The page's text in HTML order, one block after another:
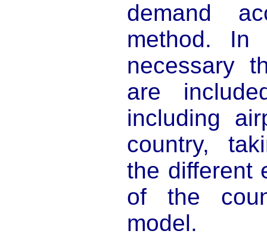
demand
method.
necessary
are
including
country,
the different
of the
model.